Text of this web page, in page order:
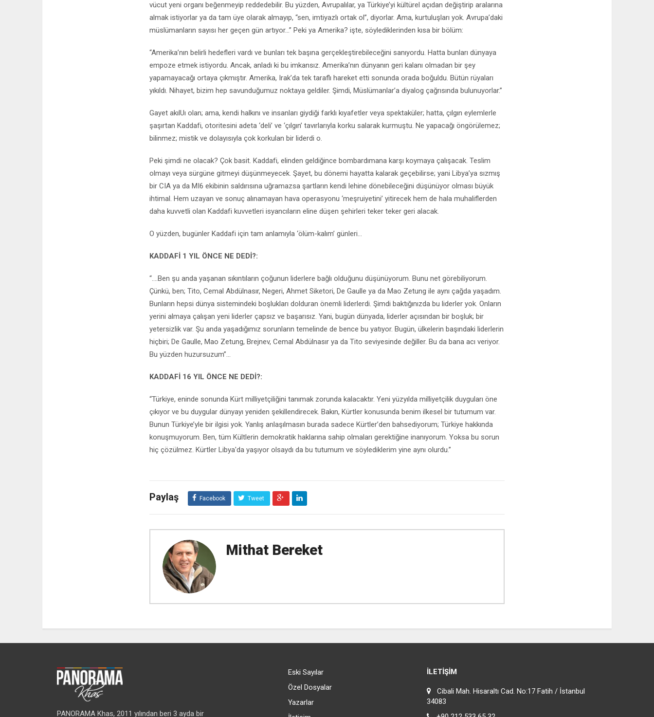
vücut yeni organı beğenmeyip reddedebilir. Bu yüzden, Avrupalılar, ya Türkiye’yi kültürel açıdan değiştirip aralarına
almak istiyorlar ya da tam üye olarak almayıp, “sen, imtiyazlı ortak ol”, diyorlar. Ama, kurtuluşları yok. Avrupa’daki
müslümanların sayısı her geçen gün artıyor...” Peki ya Amerika? işte, söylediklerinden kısa bir bölüm:
“Amerika’nın belirli hedefleri vardı ve bunları tek başına gerçekleştirebileceğini sanıyordu. Hatta bunları dünyaya
empoze etmek istiyordu. Ancak, anladı ki bu imkansız. Amerika’nın dünyanın geri kalanı olmadan bir şey
yapamayacağı ortaya çıkmıştır. Amerika, Irak’da tek taraflı hareket etti sonunda orada boğuldu. Bütün rüyaları
yıkıldı. Nihayet, bizim hep savunduğumuz noktaya geldiler. Şimdi, Müslümanlar’a diyalog çağrısında bulunuyorlar.”
Gayet akılUı olan; ama, kendi halkını ve insanları giydiği farklı kıyafetler veya spektaküler; hatta, çılgın eylemlerle
şaşırtan Kaddafi, otoritesini adeta ‘deli’ ve ‘çılgın’ tavırlarıyla korku salarak kurmuştu. Ne yapacağı öngörülemez;
bilinmez; mistik ve dolayısıyla çok korkulan bir liderdi o.
Peki şimdi ne olacak? Çok basit. Kaddafi, elinden geldiğince bombardımana karşı koymaya çalışacak. Teslim
olmayı veya sürgüne gitmeyi düşünmeyecek. Şayet, bu dönemi hayatta kalarak geçebilirse; yani Libya’ya sızmış
bir CIA ya da MI6 ekibinin saldırısına uğramazsa şartların kendi lehine dönebileceğini düşünüyor olması büyük
ihtimal. Hem uzayan ve sonuç alınamayan hava operasyonu ‘meşruiyetini’ yitirecek hem de hala muhaliflerden
daha kuvvetli olan Kaddafi kuvvetleri isyancıların eline düşen şehirleri teker teker geri alacak.
O yüzden, bugünler Kaddafi için tam anlamıyla ‘ölüm-kalım’ günleri...
KADDAFİ 1 YIL ÖNCE NE DEDİ?:
“....Ben şu anda yaşanan sıkıntıların çoğunun liderlere bağlı olduğunu düşünüyorum. Bunu net görebiliyorum.
Çünkü, ben; Tito, Cemal Abdülnasır, Negeri, Ahmet Siketori, De Gaulle ya da Mao Zetung ile aynı çağda yaşadım.
Bunların hepsi dünya sistemindeki boşlukları dolduran önemli liderlerdi. Şimdi baktığınızda bu liderler yok. Onların
yerini almaya çalışan yeni liderler çapsız ve başarısız. Yani, bugün dünyada, liderler açısından bir boşluk; bir
yetersizlik var. Şu anda yaşadığımız sorunların temelinde de bence bu yatıyor. Bugün, ülkelerin başındaki liderlerin
hiçbiri; De Gaulle, Mao Zetung, Brejnev, Cemal Abdülnasır ya da Tito seviyesinde değiller. Bu da bana acı veriyor.
Bu yüzden huzursuzum”...
KADDAFİ 16 YIL ÖNCE NE DEDİ?:
“Türkiye, eninde sonunda Kürt milliyetçiliğini tanımak zorunda kalacaktır. Yeni yüzyılda milliyetçilik duyguları öne
çıkıyor ve bu duygular dünyayı yeniden şekillendirecek. Bakın, Kürtler konusunda benim ilkesel bir tutumum var.
Bunun Türkiye’yle bir ilgisi yok. Yanlış anlaşılmasın burada sadece Kürtler’den bahsediyorum; Türkiye hakkında
konuşmuyorum. Ben, tüm Kültlerin demokratik haklarına sahip olmaları gerektiğine inanıyorum. Yoksa bu sorun
hiç çözülmez. Kürtler Libya'da yaşıyor olsaydı da bu tutumum ve söylediklerim yine aynı olurdu.”
Paylaş Facebook Tweet
Mithat Bereket
PANORAMA Khas, 2011 yılından beri 3 ayda bir
Eski Sayılar
Özel Dosyalar
Yazarlar
İLETIŞIM
Cibali Mah. Hisaraltı Cad. No:17 Fatih / İstanbul
34083